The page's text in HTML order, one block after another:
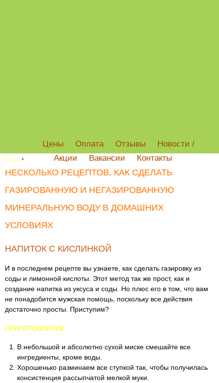
Цены Оплата Отзывы
Новости /
Акции
Вакансии Контакты
Блог ›
НЕСКОЛЬКО РЕЦЕПТОВ, КАК СДЕЛАТЬ
ГАЗИРОВАННУЮ И НЕГАЗИРОВАННУЮ
МИНЕРАЛЬНУЮ ВОДУ В ДОМАШНИХ
УСЛОВИЯХ
НАПИТОК С КИСЛИНКОЙ
И в последнем рецепте вы узнаете, как сделать газировку из
соды и лимонной кислоты. Этот метод так же прост, как и
создание напитка из уксуса и соды. Но плюс его в том, что вам
не понадобится мужская помощь, поскольку все действия
достаточно просты. Приступим?
ПРИГОТОВЛЕНИЕ:
В небольшой и абсолютно сухой миске смешайте все
ингредиенты, кроме воды.
Хорошенько разминаем все ступкой так, чтобы получилась
консистенция рассыпчатой мелкой муки.